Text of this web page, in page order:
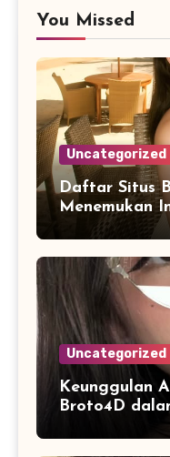
You Missed
Uncategorized
Daftar Situs
Menemukan
Konsisten
Uncategorized
Keunggulan
Broto4D
Informasi